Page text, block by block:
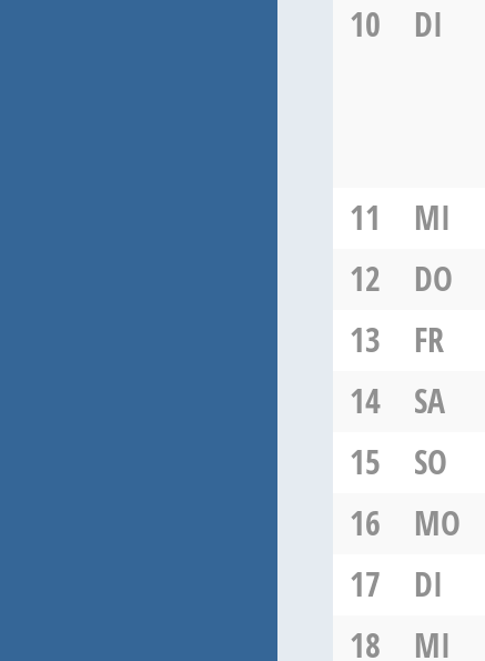
10
DI
11
MI
12
DO
13
FR
14
SA
15
SO
16
MO
17
DI
18
MI